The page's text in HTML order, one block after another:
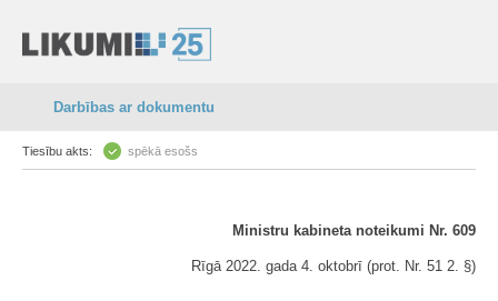
Darbības ar dokumentu
Tiesību akts: spēkā esošs
Ministru kabineta noteikumi Nr. 609
Rīgā 2022. gada 4. oktobrī (prot. Nr. 51 2. §)